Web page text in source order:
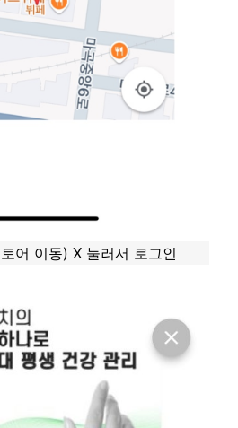
어 이동) X 눌러서 로그인